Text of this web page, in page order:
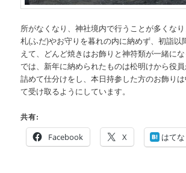
所がなくなり、神社境内で行うことが多くな
札(ふだ)やお守りを暮れの内に納めず、初詣以
えて、どんど焼きはお飾りと神符類が一緒に
では、新年に納められたものは松明けから役
詰めて仕分けをし、本日持参した方のお飾り
て受け取るようにしています。
共有:
Facebook
X はてな